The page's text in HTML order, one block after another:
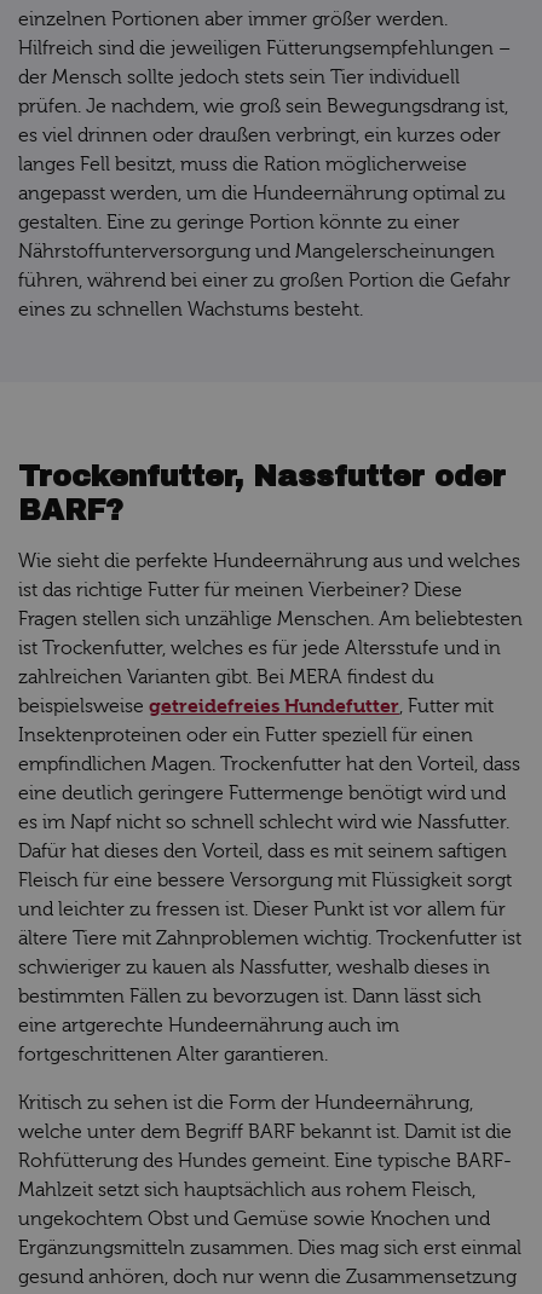
einzelnen Portionen aber immer größer werden.
Hilfreich sind die jeweiligen Fütterungsempfehlungen –
der Mensch sollte jedoch stets sein Tier individuell
prüfen. Je nachdem, wie groß sein Bewegungsdrang ist,
es viel drinnen oder draußen verbringt, ein kurzes oder
langes Fell besitzt, muss die Ration möglicherweise
angepasst werden, um die Hundeernährung optimal zu
gestalten. Eine zu geringe Portion könnte zu einer
Nährstoffunterversorgung und Mangelerscheinungen
führen, während bei einer zu großen Portion die Gefahr
eines zu schnellen Wachstums besteht.
Trockenfutter, Nassfutter oder
BARF?
Wie sieht die perfekte Hundeernährung aus und welches
ist das richtige Futter für meinen Vierbeiner? Diese
Fragen stellen sich unzählige Menschen. Am beliebtesten
ist Trockenfutter, welches es für jede Altersstufe und in
zahlreichen Varianten gibt. Bei MERA findest du
beispielsweise getreidefreies Hundefutter, Futter mit
Insektenproteinen oder ein Futter speziell für einen
empfindlichen Magen. Trockenfutter hat den Vorteil, dass
eine deutlich geringere Futtermenge benötigt wird und
es im Napf nicht so schnell schlecht wird wie Nassfutter.
Dafür hat dieses den Vorteil, dass es mit seinem saftigen
Fleisch für eine bessere Versorgung mit Flüssigkeit sorgt
und leichter zu fressen ist. Dieser Punkt ist vor allem für
ältere Tiere mit Zahnproblemen wichtig. Trockenfutter ist
schwieriger zu kauen als Nassfutter, weshalb dieses in
bestimmten Fällen zu bevorzugen ist. Dann lässt sich
eine artgerechte Hundeernährung auch im
fortgeschrittenen Alter garantieren.
Kritisch zu sehen ist die Form der Hundeernährung,
welche unter dem Begriff BARF bekannt ist. Damit ist die
Rohfütterung des Hundes gemeint. Eine typische BARF-
Mahlzeit setzt sich hauptsächlich aus rohem Fleisch,
ungekochtem Obst und Gemüse sowie Knochen und
Ergänzungsmitteln zusammen. Dies mag sich erst einmal
gesund anhören, doch nur wenn die Zusammensetzung